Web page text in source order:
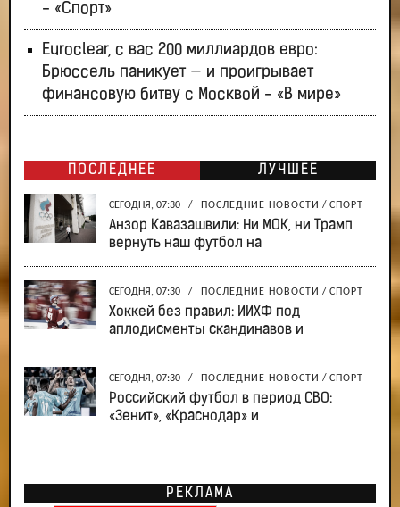
- «Спорт»
Euroclear, с вас 200 миллиардов евро:
Брюссель паникует — и проигрывает
финансовую битву с Москвой - «В мире»
ПОСЛЕДНЕЕ ЛУЧШЕЕ
СЕГОДНЯ, 07:30 / ПОСЛЕДНИЕ НОВОСТИ / СПОРТ
Анзор Кавазашвили: Ни МОК, ни Трамп
вернуть наш футбол на
СЕГОДНЯ, 07:30 / ПОСЛЕДНИЕ НОВОСТИ / СПОРТ
Хоккей без правил: ИИХФ под
аплодисменты скандинавов и
СЕГОДНЯ, 07:30 / ПОСЛЕДНИЕ НОВОСТИ / СПОРТ
Российский футбол в период СВО:
«Зенит», «Краснодар» и
РЕКЛАМА